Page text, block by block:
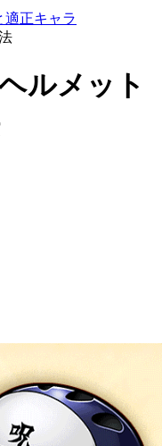
適正キャラ
ルメット